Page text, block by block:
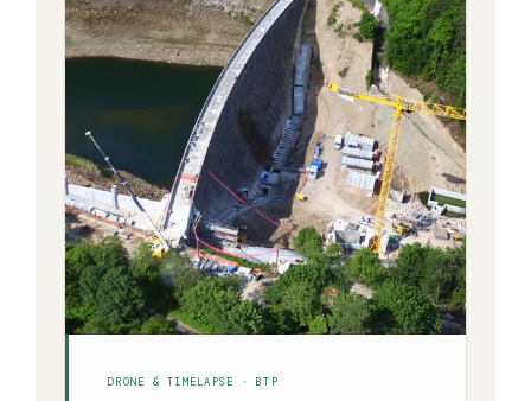
DRONE & TIMELAPSE · BTP